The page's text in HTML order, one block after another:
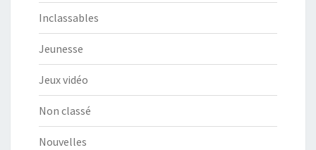
Inclassables
Jeunesse
Jeux vidéo
Non classé
Nouvelles